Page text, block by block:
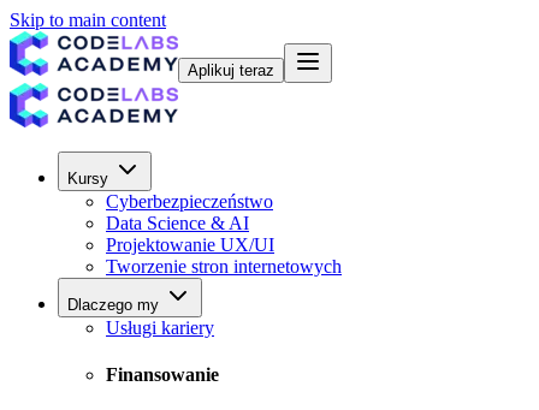
Skip to main content
Aplikuj teraz
Kursy
Cyberbezpieczeństwo
Data Science & AI
Projektowanie UX/UI
Tworzenie stron internetowych
Dlaczego my
Usługi kariery
Finansowanie